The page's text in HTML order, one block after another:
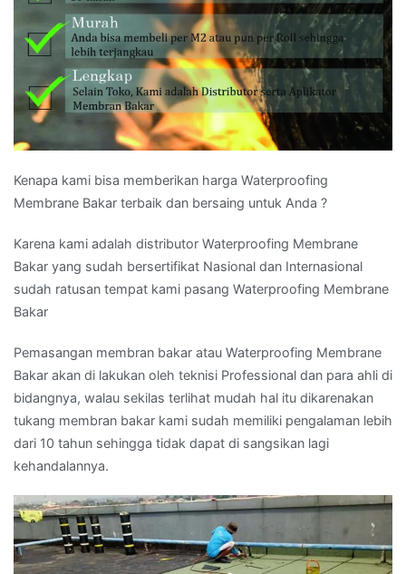
Kenapa kami bisa memberikan harga Waterproofing
Membrane Bakar terbaik dan bersaing untuk Anda ?
Karena kami adalah distributor Waterproofing Membrane
Bakar yang sudah bersertifikat Nasional dan Internasional
sudah ratusan tempat kami pasang Waterproofing Membrane
Bakar
Pemasangan membran bakar atau Waterproofing Membrane
Bakar akan di lakukan oleh teknisi Professional dan para ahli di
bidangnya, walau sekilas terlihat mudah hal itu dikarenakan
tukang membran bakar kami sudah memiliki pengalaman lebih
dari 10 tahun sehingga tidak dapat di sangsikan lagi
kehandalannya.